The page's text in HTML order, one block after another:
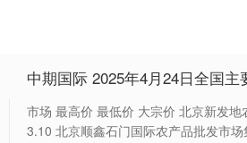
中期国际 2025年4月24日全国
市场 最高价 最低价 大宗价 北京新发
3.10 北京顺鑫石门国际农产品批发市